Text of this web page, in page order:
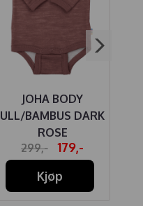
JOHA BODY
ULL/BAMBUS DARK
ROSE
299,-
179,-
Kjøp